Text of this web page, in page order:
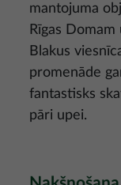
mantojuma
Rīgas
Blakus
promenāde
fantastisks
pāri upei.